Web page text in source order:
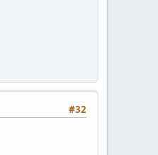
#32